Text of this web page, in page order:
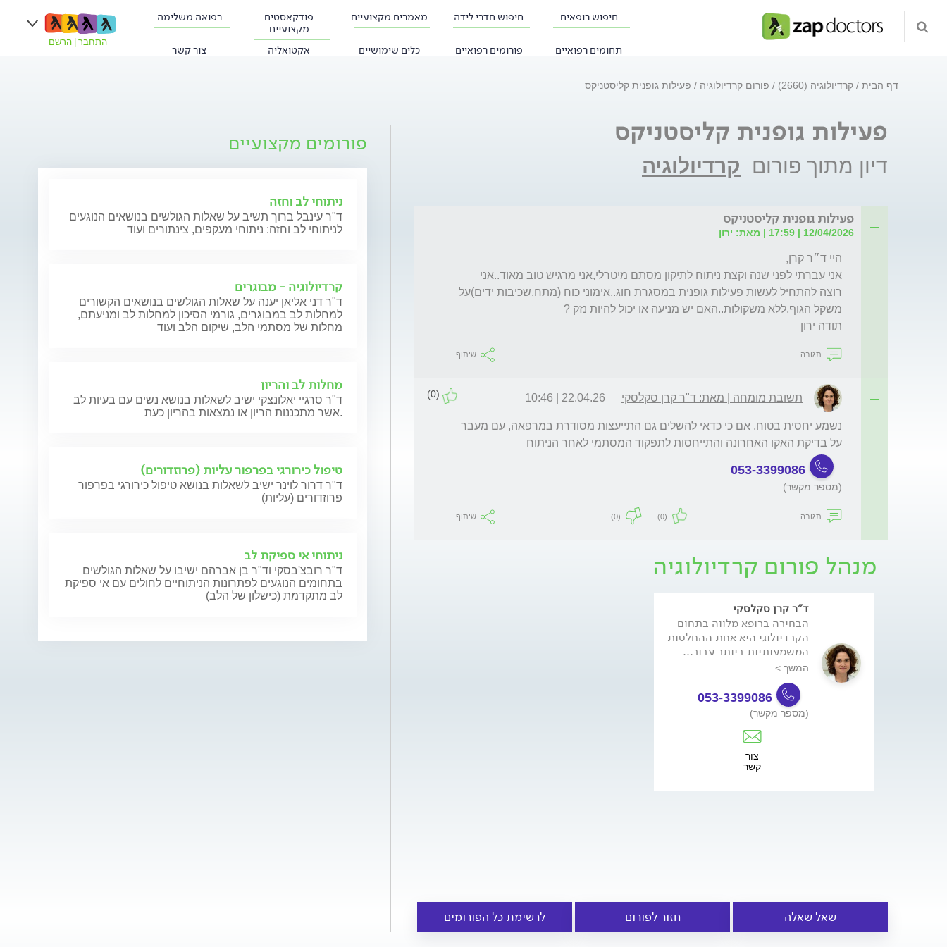
חיפוש רופאים חיפוש חדרי לידה מאמרים מקצועיים
פודקאסטים
מקצועיים
רפואה משלימה
תחומים רפואיים פורומים רפואיים כלים שימושיים אקטואליה צור קשר
התחבר הרשם
דף הבית קרדיולוגיה (2660) פורום קרדיולוגיה פעילות גופנית קליסטניקס
פעילות גופנית קליסטניקס
דיון מתוך פורום קרדיולוגיה
פעילות גופנית קליסטניקס
12/04/2026 | 17:59 | מאת: ירון
תודה ירון
תגובה שיתוף
תשובת מומחה | מאת: ד"ר קרן סקלסקי 22.04.26 | 10:46
(0)
על בדיקת האקו האחרונה והתייחסות לתפקוד המסתמי לאחר הניתוח
053-3399086
(מספר מקשר)
תגובה (0)
(0) שיתוף
מנהל פורום קרדיולוגיה
ד"ר קרן סקלסקי
הבחירה ברופא מלווה בתחום
הקרדיולוגי היא אחת ההחלטות
המשמעותיות ביותר עבור...
המשך >
053-3399086
(מספר מקשר)
צור
קשר
שאל שאלה חזור לפורום לרשימת כל הפורומים
פורומים מקצועיים
ניתוחי לב וחזה
ד"ר עינבל ברוך תשיב על שאלות הגולשים בנושאים הנוגעים
לניתוחי לב וחזה: ניתוחי מעקפים, צינתורים ועוד
קרדיולוגיה - מבוגרים
ד"ר דני אליאן יענה על שאלות הגולשים בנושאים הקשורים
למחלות לב במבוגרים, גורמי הסיכון למחלות לב ומניעתם,
מחלות של מסתמי הלב, שיקום הלב ועוד
מחלות לב והריון
ד"ר סרגיי יאלונצקי ישיב לשאלות בנושא נשים עם בעיות לב
אשר מתכננות הריון או נמצאות בהריון כעת.
טיפול כירורגי בפרפור עליות (פרוזדורים)
ד"ר דרור לוינר ישיב לשאלות בנושא טיפול כירורגי בפרפור
פרוזדורים (עליות)
ניתוחי אי ספיקת לב
ד"ר רובצ'בסקי וד"ר בן אברהם ישיבו על שאלות הגולשים
בתחומים הנוגעים לפתרונות הניתוחיים לחולים עם אי ספיקת
לב מתקדמת (כישלון של הלב)